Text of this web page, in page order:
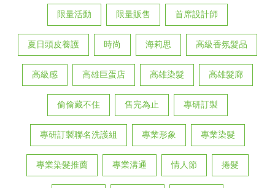
限量活動 限量販售 首席設計師
夏日頭皮養護 時尚 海莉思 高級香氛髮品
高級感 高雄巨蛋店 高雄染髮 高雄髮廊
偷偷藏不住 售完為止 專研訂製
專研訂製聯名洗護組 專業形象 專業染髮
專業染髮推薦 專業溝通 情人節 捲髮